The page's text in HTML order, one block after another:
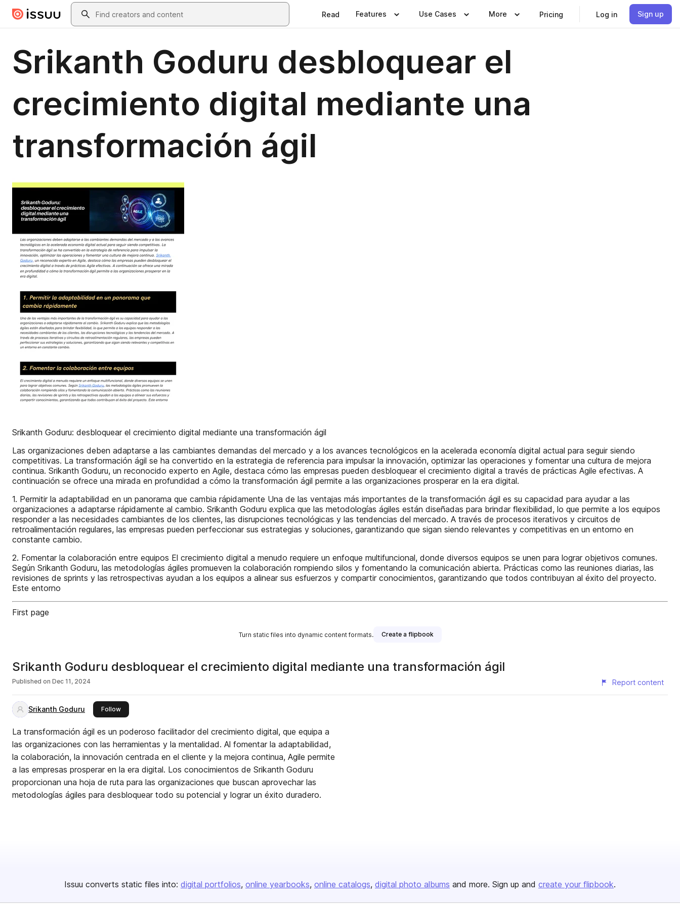
Skip to main contentSearch
Read Features Use Cases More Pricing Log in Sign up
Srikanth Goduru desbloquear el
crecimiento digital mediante una
transformación ágil
Srikanth Goduru: desbloquear el crecimiento digital mediante una transformación ágil
Las organizaciones deben adaptarse a las cambiantes demandas del mercado y a los avances tecnológicos en la acelerada economía digital actual para seguir siendo
competitivas. La transformación ágil se ha convertido en la estrategia de referencia para impulsar la innovación, optimizar las operaciones y fomentar una cultura de mejora
continua. Srikanth Goduru, un reconocido experto en Agile, destaca cómo las empresas pueden desbloquear el crecimiento digital a través de prácticas Agile efectivas. A
continuación se ofrece una mirada en profundidad a cómo la transformación ágil permite a las organizaciones prosperar en la era digital.
1. Permitir la adaptabilidad en un panorama que cambia rápidamente Una de las ventajas más importantes de la transformación ágil es su capacidad para ayudar a las
organizaciones a adaptarse rápidamente al cambio. Srikanth Goduru explica que las metodologías ágiles están diseñadas para brindar flexibilidad, lo que permite a los equipos
responder a las necesidades cambiantes de los clientes, las disrupciones tecnológicas y las tendencias del mercado. A través de procesos iterativos y circuitos de
retroalimentación regulares, las empresas pueden perfeccionar sus estrategias y soluciones, garantizando que sigan siendo relevantes y competitivas en un entorno en
constante cambio.
2. Fomentar la colaboración entre equipos El crecimiento digital a menudo requiere un enfoque multifuncional, donde diversos equipos se unen para lograr objetivos comunes.
Según Srikanth Goduru, las metodologías ágiles promueven la colaboración rompiendo silos y fomentando la comunicación abierta. Prácticas como las reuniones diarias, las
revisiones de sprints y las retrospectivas ayudan a los equipos a alinear sus esfuerzos y compartir conocimientos, garantizando que todos contribuyan al éxito del proyecto.
Este entorno
First page
Turn static files into dynamic content formats. Create a flipbook
Srikanth Goduru desbloquear el crecimiento digital mediante una transformación ágil
Published on Dec 11, 2024 Report content
Srikanth Goduru Followthis publisher
La transformación ágil es un poderoso facilitador del crecimiento digital, que equipa a
las organizaciones con las herramientas y la mentalidad. Al fomentar la adaptabilidad,
la colaboración, la innovación centrada en el cliente y la mejora continua, Agile permite
a las empresas prosperar en la era digital. Los conocimientos de Srikanth Goduru
proporcionan una hoja de ruta para las organizaciones que buscan aprovechar las
metodologías ágiles para desbloquear todo su potencial y lograr un éxito duradero.
Issuu converts static files into: digital portfolios online yearbooks online catalogs digital photo albums and more. Sign up and create your flipbook.